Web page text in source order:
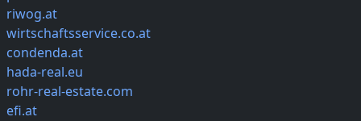
riwog.at
wirtschaftsservice.co.at
condenda.at
hada-real.eu
rohr-real-estate.com
efi.at